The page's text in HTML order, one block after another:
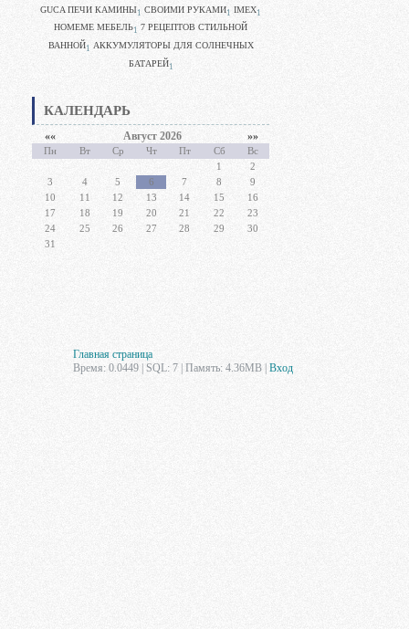
GUCA ПЕЧИ КАМИНЫ1 CВОИМИ РУКАМИ1 IMEX1
HOMEME МЕБЕЛЬ1 7 РЕЦЕПТОВ СТИЛЬНОЙ
ВАННОЙ1 АККУМУЛЯТОРЫ ДЛЯ СОЛНЕЧНЫХ
БАТАРЕЙ1
КАЛЕНДАРЬ
«« Август 2026 »»
Пн Вт Ср Чт Пт Сб
Вс
1
2
3
4 5 6 7 8
9
10
11 12 13 14 15
16
17
18 19 20 21 22
23
24
25 26 27 28 29
30
31
Главная страница
Время: 0.0449 | SQL: 7 | Память: 4.36MB Вход